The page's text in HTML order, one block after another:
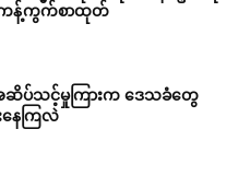
ကန့်ကွက်စာထုတ်
ဆိပ်သင့်မှုကြားက ဒေသခံတွေ
ေကြလဲ